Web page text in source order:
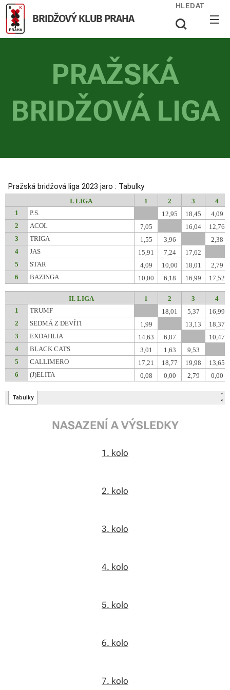
BRIDŽOVÝ KLUB PRAHA
HLEDAT
PRAŽSKÁ
BRIDŽOVÁ LIGA
NASAZENÍ A VÝSLEDKY
1. kolo
2. kolo
3. kolo
4. kolo
5. kolo
6. kolo
7. kolo